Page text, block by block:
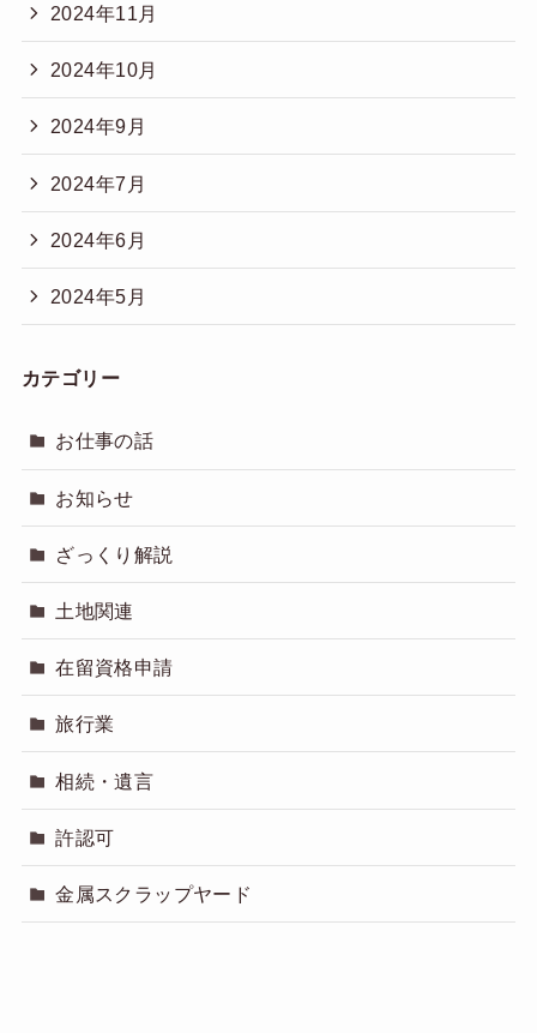
2024年11月
2024年10月
2024年9月
2024年7月
2024年6月
2024年5月
カテゴリー
お仕事の話
お知らせ
ざっくり解説
土地関連
在留資格申請
旅行業
相続・遺言
許認可
金属スクラップヤード